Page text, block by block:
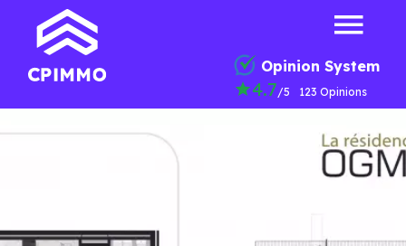
Opinion System
4.7/5 123 Opinions